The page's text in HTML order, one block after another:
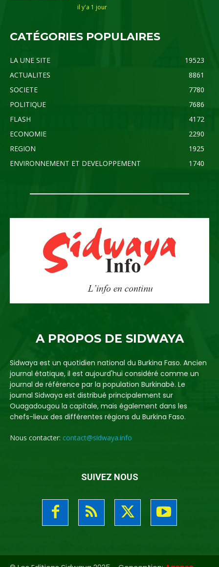
il y'a 1 jour
CATÉGORIES POPULAIRES
LA UNE SITE
19523
ACTUALITES
8861
SOCIETE
7780
POLITIQUE
7686
FLASH
4172
ECONOMIE
2290
REGION
1925
ENVIRONNEMENT ET DEVELOPPEMENT
1740
A PROPOS DE SIDWAYA
Sidwaya est un quotidien national du Burkina Faso. Ancien
journal étatique, il est aujourd'hui considéré comme un
journal de référence par la population Burkinabè. Le
journal Sidwaya est distribué principalement sur
Ouagadougou la capitale, mais également dans les
chefs-lieux des différentes régions du Burkina Faso.
Nous contacter: contact@sidwaya.info
SUIVEZ NOUS